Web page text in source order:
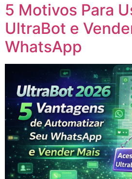
5 Motivos Para
UltraBot e
WhatsApp